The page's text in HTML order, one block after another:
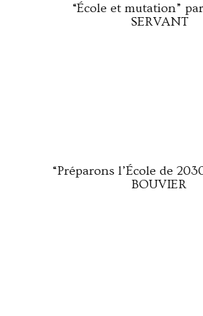
“École et mutation”
SERVANT
“Préparons l’École de
BOUVIER